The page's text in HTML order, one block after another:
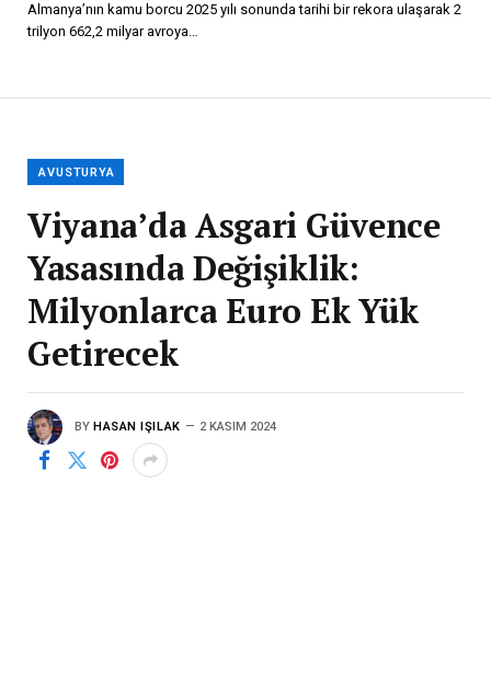
Almanya’nın kamu borcu 2025 yılı sonunda tarihi bir rekora ulaşarak 2
trilyon 662,2 milyar avroya…
AVUSTURYA
Viyana’da Asgari Güvence
Yasasında Değişiklik:
Milyonlarca Euro Ek Yük
Getirecek
BY HASAN IŞILAK 2 KASIM 2024